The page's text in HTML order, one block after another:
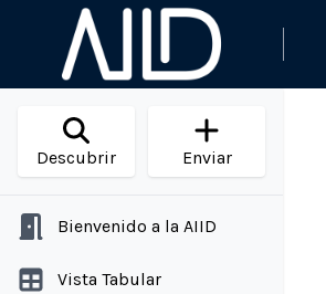
Descubrir Enviar
Bienvenido a la AIID
Vista Tabular